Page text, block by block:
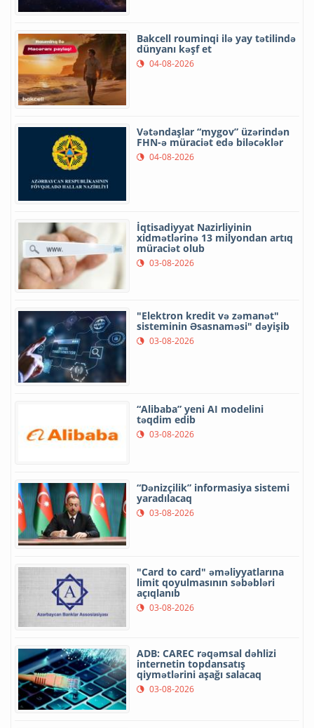
Bakcell rouminqi ilə yay tətilində
dünyanı kəşf et
04-08-2026
Vətəndaşlar “mygov” üzərindən
FHN-ə müraciət edə biləcəklər
04-08-2026
İqtisadiyyat Nazirliyinin
xidmətlərinə 13 milyondan artıq
müraciət olub
03-08-2026
"Elektron kredit və zəmanət"
sisteminin Əsasnaməsi" dəyişib
03-08-2026
“Alibaba” yeni AI modelini
təqdim edib
03-08-2026
“Dənizçilik” informasiya sistemi
yaradılacaq
03-08-2026
"Card to card" əməliyyatlarına
limit qoyulmasının səbəbləri
açıqlanıb
03-08-2026
ADB: CAREC rəqəmsal dəhlizi
internetin topdansatış
qiymətlərini aşağı salacaq
03-08-2026